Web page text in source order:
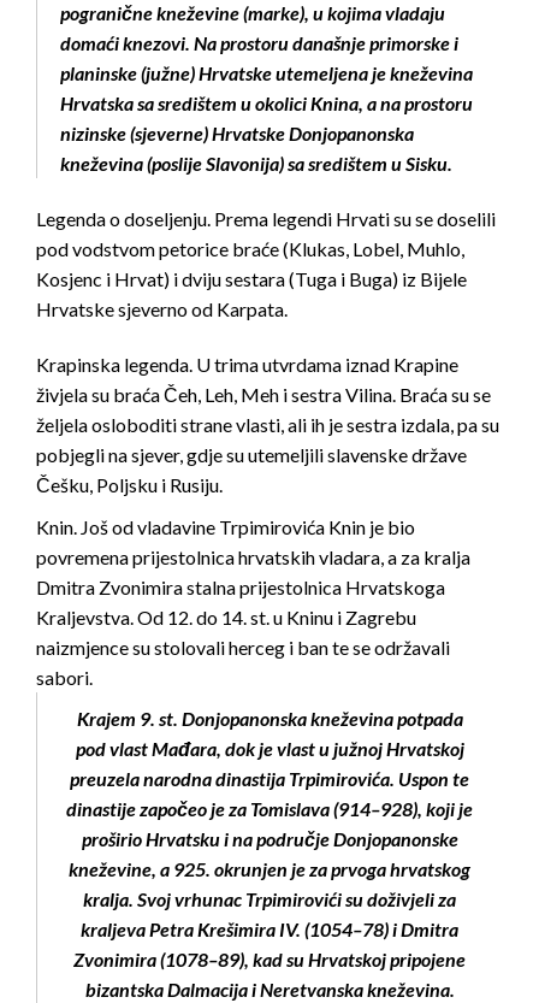
pogranične kneževine (marke), u kojima vladaju
domaći knezovi. Na prostoru današnje primorske i
planinske (južne) Hrvatske utemeljena je kneževina
Hrvatska sa središtem u okolici Knina, a na prostoru
nizinske (sjeverne) Hrvatske Donjopanonska
kneževina (poslije Slavonija) sa središtem u Sisku.
Legenda o doseljenju. Prema legendi Hrvati su se doselili
pod vodstvom petorice braće (Klukas, Lobel, Muhlo,
Kosjenc i Hrvat) i dviju sestara (Tuga i Buga) iz Bijele
Hrvatske sjeverno od Karpata.
Krapinska legenda. U trima utvrdama iznad Krapine
živjela su braća Čeh, Leh, Meh i sestra Vilina. Braća su se
željela osloboditi strane vlasti, ali ih je sestra izdala, pa su
pobjegli na sjever, gdje su utemeljili slavenske države
Češku, Poljsku i Rusiju.
Knin. Još od vladavine Trpimirovića Knin je bio
povremena prijestolnica hrvatskih vladara, a za kralja
Dmitra Zvonimira stalna prijestolnica Hrvatskoga
Kraljevstva. Od 12. do 14. st. u Kninu i Zagrebu
naizmjence su stolovali herceg i ban te se održavali
sabori.
Krajem 9. st. Donjopanonska kneževina potpada
pod vlast Mađara, dok je vlast u južnoj Hrvatskoj
preuzela narodna dinastija Trpimirovića. Uspon te
dinastije započeo je za Tomislava (914–928), koji je
proširio Hrvatsku i na područje Donjopanonske
kneževine, a 925. okrunjen je za prvoga hrvatskog
kralja. Svoj vrhunac Trpimirovići su doživjeli za
kraljeva Petra Krešimira IV. (1054–78) i Dmitra
Zvonimira (1078–89), kad su Hrvatskoj pripojene
bizantska Dalmacija i Neretvanska kneževina.